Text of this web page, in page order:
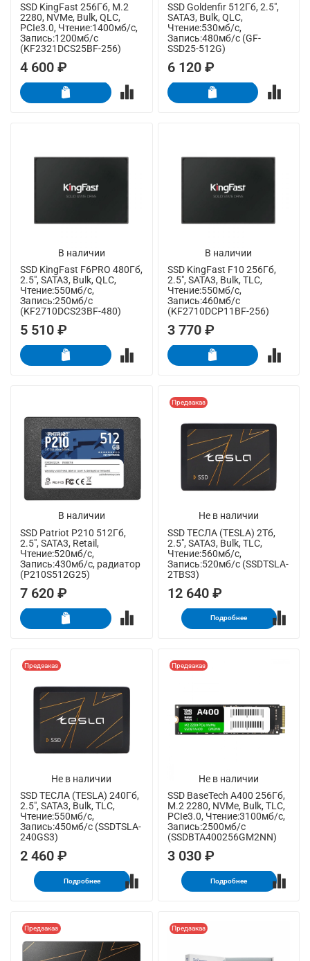
SSD KingFast 256Гб, M.2
2280, NVMe, Bulk, QLC,
PCIe3.0, Чтение:1400мб/с,
Запись:1200мб/с
(KF2321DCS25BF-256)
4 600 ₽
SSD Goldenfir 512Гб, 2.5",
SATA3, Bulk, QLC,
Чтение:530мб/с,
Запись:480мб/с (GF-
SSD25-512G)
6 120 ₽
В наличии
SSD KingFast F6PRO 480Гб,
2.5", SATA3, Bulk, QLC,
Чтение:550мб/с,
Запись:250мб/с
(KF2710DCS23BF-480)
5 510 ₽
В наличии
SSD KingFast F10 256Гб,
2.5", SATA3, Bulk, TLC,
Чтение:550мб/с,
Запись:460мб/с
(KF2710DCP11BF-256)
3 770 ₽
В наличии
SSD Patriot P210 512Гб,
2.5", SATA3, Retail,
Чтение:520мб/с,
Запись:430мб/с, радиатор
(P210S512G25)
7 620 ₽
Не в наличии
Предзаказ
SSD ТЕСЛА (TESLA) 2Тб,
2.5", SATA3, Bulk, TLC,
Чтение:560мб/с,
Запись:520мб/с (SSDTSLA-
2TBS3)
12 640 ₽
Подробнее
Не в наличии
Предзаказ
SSD ТЕСЛА (TESLA) 240Гб,
2.5", SATA3, Bulk, TLC,
Чтение:550мб/с,
Запись:450мб/с (SSDTSLA-
240GS3)
2 460 ₽
Подробнее
Не в наличии
Предзаказ
SSD BaseTech A400 256Гб,
M.2 2280, NVMe, Bulk, TLC,
PCIe3.0, Чтение:3100мб/с,
Запись:2500мб/с
(SSDBTA400256GM2NN)
3 030 ₽
Подробнее
Предзаказ Предзаказ